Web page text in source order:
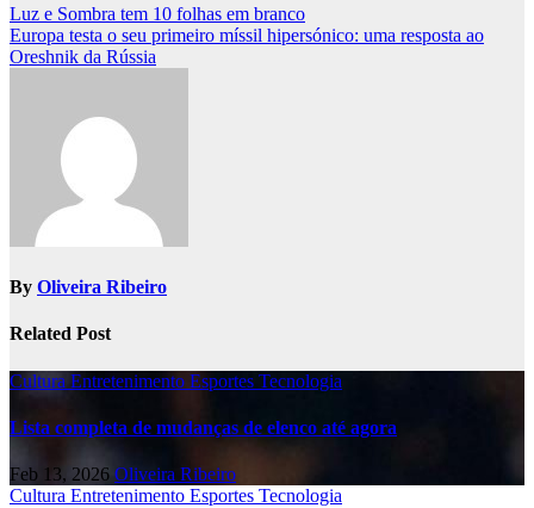
Post
navigation
Luz e Sombra tem 10 folhas em branco
Europa testa o seu primeiro míssil hipersónico: uma resposta ao
Oreshnik da Rússia
By Oliveira Ribeiro
Related Post
Cultura Entretenimento Esportes Tecnologia
Lista completa de mudanças de elenco até agora
Feb 13, 2026 Oliveira Ribeiro
Cultura Entretenimento Esportes Tecnologia